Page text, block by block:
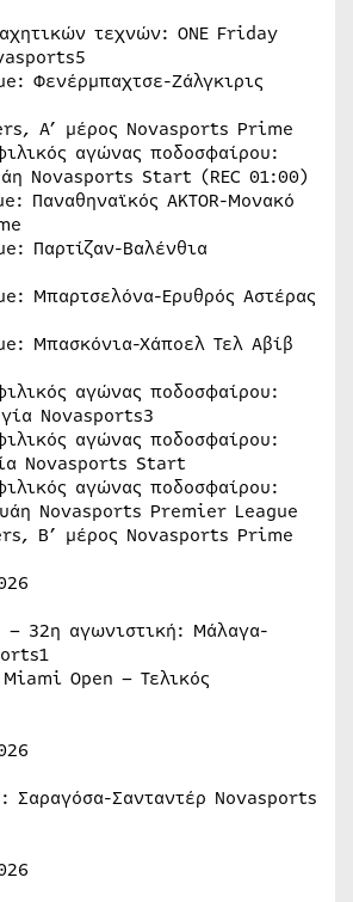
τεχνών: ONE Friday
Φενέρμπαχτσε-Ζάλγκιρις
Α’ μέρος Novasports Prime
αγώνας ποδοσφαίρου:
Novasports Start (REC 01:00)
Παναθηναϊκός AKTOR-Μονακό
Παρτίζαν-Βαλένθια
Μπαρτσελόνα-Ερυθρός Αστέρας
Μπασκόνια-Χάποελ Τελ Αβίβ
αγώνας ποδοσφαίρου:
Novasports3
αγώνας ποδοσφαίρου:
Novasports Start
αγώνας ποδοσφαίρου:
Novasports Premier League
Β’ μέρος Novasports Prime
32η αγωνιστική: Μάλαγα-
Open – Τελικός
Σανταντέρ Novasports